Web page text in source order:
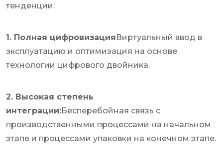
тенденции:
1. Полная цифровизацияВиртуальный ввод в
эксплуатацию и оптимизация на основе
технологии цифрового двойника.
2. Высокая степень
интеграции:Бесперебойная связь с
производственными процессами на начальном
этапе и процессами упаковки на конечном этапе.